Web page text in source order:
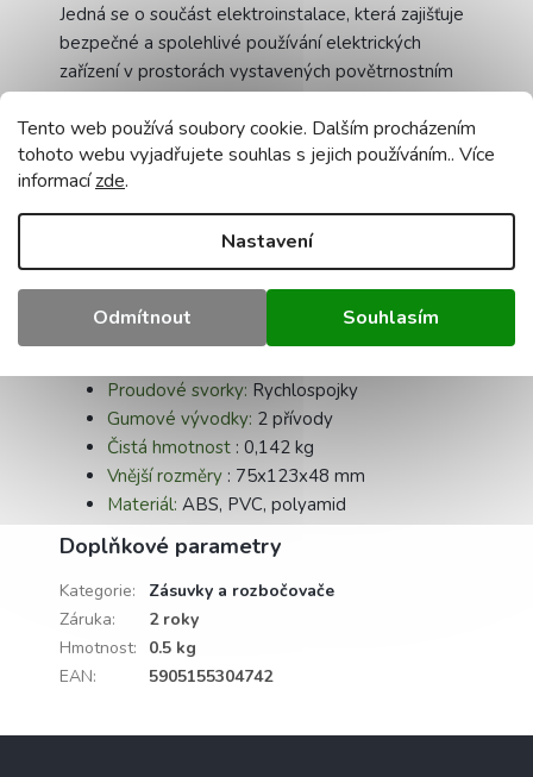
Tento web používá soubory cookie. Dalším procházením
tohoto webu vyjadřujete souhlas s jejich používáním.. Více
informacízde.
Nastavení
Odmítnout Souhlasím
Jedná se o součást elektroinstalace, která zajišťuje
bezpečné a spolehlivé používání elektrických
zařízení v prostorách vystavených povětrnostním
vlivům.
dvojitá zásuvka
Stupeň krytí: IP44
Napětí:
230V
Proudové svorky: Rychlospojky
Gumové vývodky: 2 přívody
Čistá hmotnost : 0,142 kg
Vnější rozměry : 75x123x48 mm
Materiál: ABS, PVC, polyamid
Doplňkové parametry
Kategorie:
Zásuvky a rozbočovače
Záruka:
2 roky
Hmotnost:
0.5 kg
EAN: 5905155304742